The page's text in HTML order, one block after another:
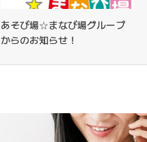
あそび場☆まなび場グループ
からのお知らせ！